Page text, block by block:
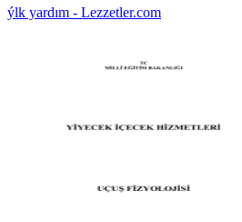
ýlk yardım - Lezzetler.com